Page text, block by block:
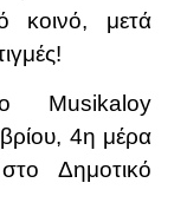
κοινό, μετά
Musikaloy
4η μέρα
Δημοτικό